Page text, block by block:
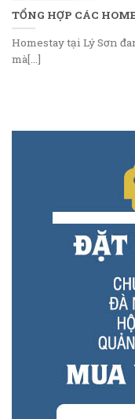
TỔNG HỢP CÁC
Homestay tại Lý Sơn
mà[...]